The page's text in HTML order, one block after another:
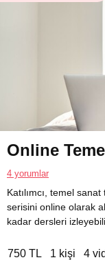
Online
4 yorumlar
Katılımcı, temel
serisini online olarak
kadar dersleri
750 TL 1 kişi 4